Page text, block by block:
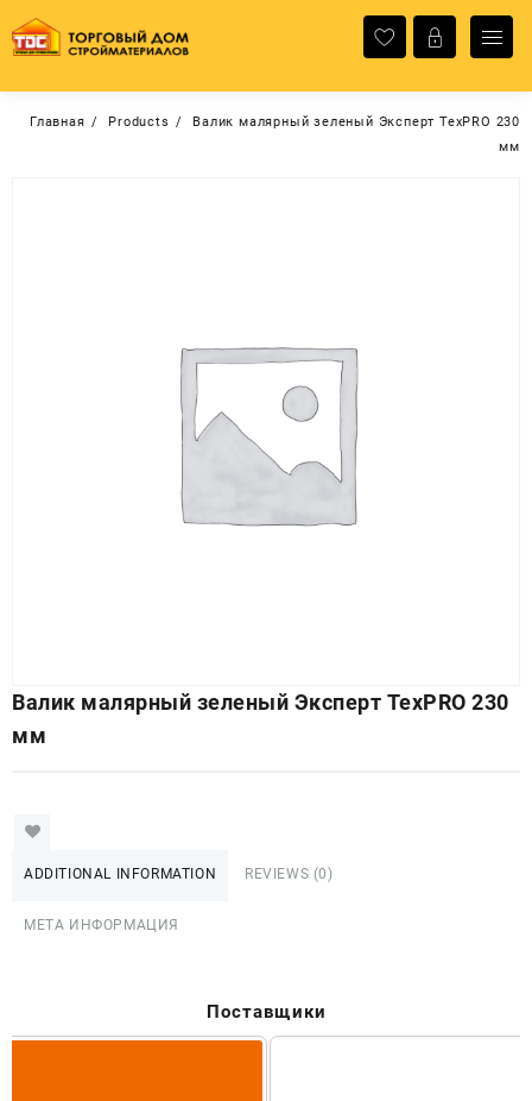
содержимому
Главная Products
Валик малярный зеленый Эксперт TexPRO 230
мм
Валик малярный зеленый Эксперт TexPRO 230
мм
ADDITIONAL INFORMATION REVIEWS (0)
МЕТА ИНФОРМАЦИЯ
Поставщики